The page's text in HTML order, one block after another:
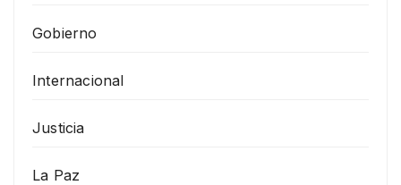
Gobierno
Internacional
Justicia
La Paz